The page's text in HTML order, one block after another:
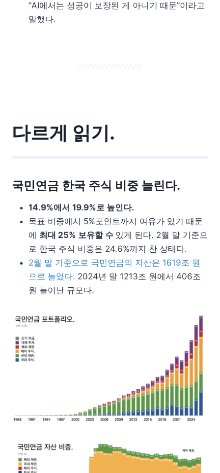
“AI에서는 성공이 보장된 게 아니기 때문”이라고
말했다.
다르게 읽기.
국민연금 한국 주식 비중 늘린다.
14.9%에서 19.9%로 높인다.
목표 비중에서 5%포인트까지 여유가 있기 때문
에 최대 25% 보유할 수 있게 된다. 2월 말 기준으
로 한국 주식 비중은 24.6%까지 찬 상태다.
2월 말 기준으로 국민연금의 자산은 1619조 원
으로 늘었다. 2024년 말 1213조 원에서 406조
원 늘어난 규모다.